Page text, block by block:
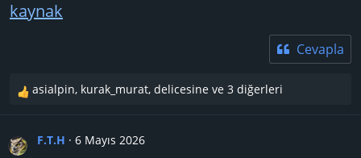
kaynak
Cevapla
T
k
asialpin, kurak_murat, delicesine ve 3 diğerleri
F.T.H 6 Mayıs 2026